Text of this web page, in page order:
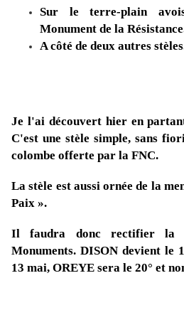
Sur le terre-plain
Monument de la
A côté de deux autres
Je l'ai découvert hier en
C'est une stèle simple, sans
colombe offerte par la FNC.
La stèle est aussi ornée de la
Paix ».
Il faudra donc rectifier la
Monuments. DISON devient le
13 mai, OREYE sera le 20° et